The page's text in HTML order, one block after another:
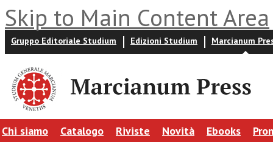
Skip to Main Content Area
Gruppo Editoriale Studium Edizioni Studium Marcianum
Chi siamo Catalogo Riviste Novità Ebooks